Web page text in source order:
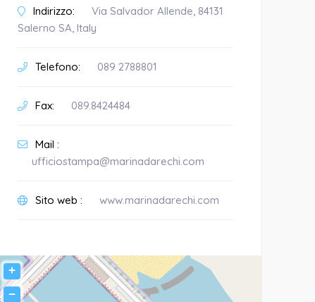
Indirizzo:
Via Salvador Allende, 84131
Salerno SA, Italy
Telefono: 089 2788801
Fax: 089.8424484
Mail :
ufficiostampa@marinadarechi.com
Sito web : www.marinadarechi.com
+
−